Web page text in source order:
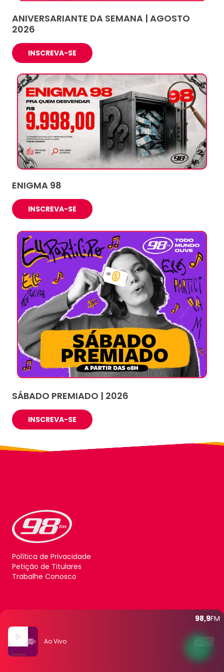
98,9FM
Ao Vivo
ANIVERSARIANTE DA SEMANA | AGOSTO
2026
INSCREVA-SE
ENIGMA 98
INSCREVA-SE
SÁBADO PREMIADO | 2026
INSCREVA-SE
Política de Privacidade
Petição de Titulares
Trabalhe Conosco